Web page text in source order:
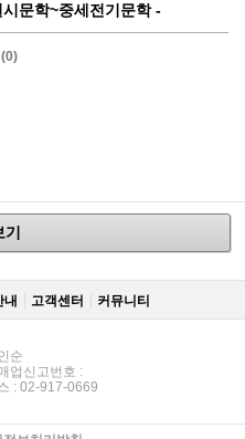
문학~중세전기문학 -
(0)
내 고객센터 커뮤니티
순
업신고번호 :
: 02-917-0669